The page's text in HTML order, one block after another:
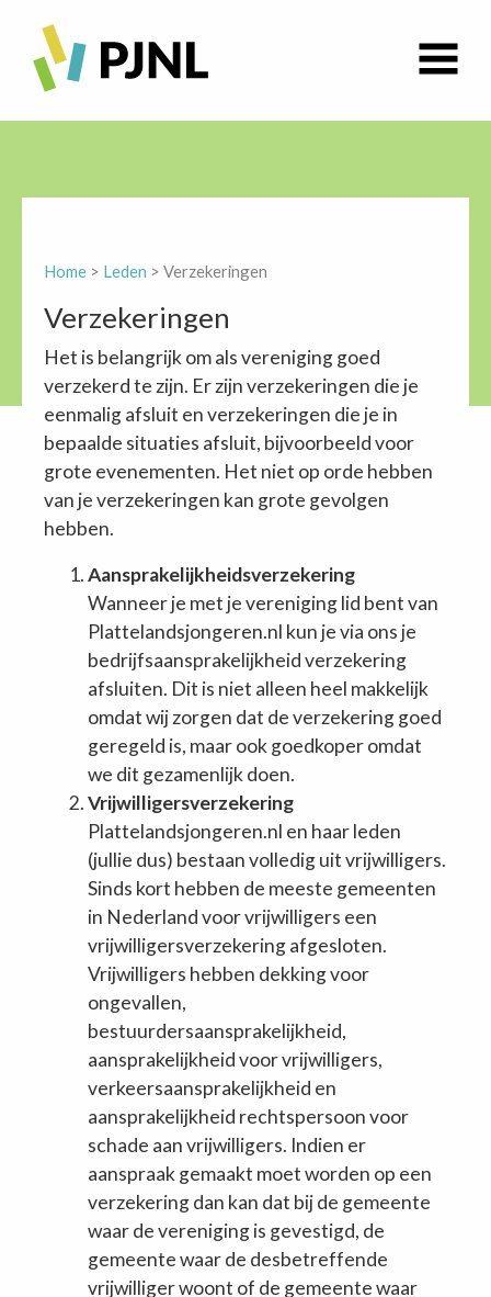
Home > Leden > Verzekeringen
Verzekeringen
Het is belangrijk om als vereniging goed
verzekerd te zijn. Er zijn verzekeringen die je
eenmalig afsluit en verzekeringen die je in
bepaalde situaties afsluit, bijvoorbeeld voor
grote evenementen. Het niet op orde hebben
van je verzekeringen kan grote gevolgen
hebben.
Aansprakelijkheidsverzekering
Wanneer je met je vereniging lid bent van
Plattelandsjongeren.nl kun je via ons je
bedrijfsaansprakelijkheid verzekering
afsluiten. Dit is niet alleen heel makkelijk
omdat wij zorgen dat de verzekering goed
geregeld is, maar ook goedkoper omdat
we dit gezamenlijk doen.
Vrijwilligersverzekering
Plattelandsjongeren.nl en haar leden
(jullie dus) bestaan volledig uit vrijwilligers.
Sinds kort hebben de meeste gemeenten
in Nederland voor vrijwilligers een
vrijwilligersverzekering afgesloten.
Vrijwilligers hebben dekking voor
ongevallen,
bestuurdersaansprakelijkheid,
aansprakelijkheid voor vrijwilligers,
verkeersaansprakelijkheid en
aansprakelijkheid rechtspersoon voor
schade aan vrijwilligers. Indien er
aanspraak gemaakt moet worden op een
verzekering dan kan dat bij de gemeente
waar de vereniging is gevestigd, de
gemeente waar de desbetreffende
vrijwilliger woont of de gemeente waar